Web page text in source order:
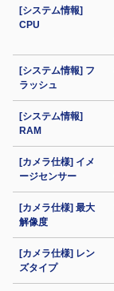
[システム情報]
CPU
[システム情報] フ
ラッシュ
[システム情報]
RAM
[カメラ仕様] イメ
ージセンサー
[カメラ仕様] 最大
解像度
[カメラ仕様] レン
ズタイプ